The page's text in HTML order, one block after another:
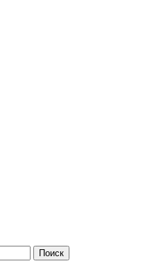
Поиск